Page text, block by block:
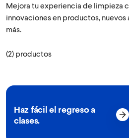
Mejora tu experiencia de limpieza
innovaciones en productos, nuevos
más.
(2) productos
Haz fácil el regreso a
clases.